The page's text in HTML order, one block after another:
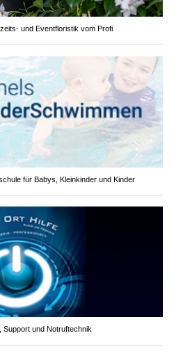
und Eventfloristik vom Profi
für Babys, Kleinkinder und Kinder
Support und Notruftechnik